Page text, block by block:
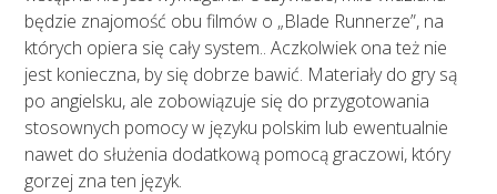
będzie znajomość obu filmów o „Blade Runnerze”, na
których opiera się cały system.. Aczkolwiek ona też nie
jest konieczna, by się dobrze bawić. Materiały do gry są
po angielsku, ale zobowiązuje się do przygotowania
stosownych pomocy w języku polskim lub ewentualnie
nawet do służenia dodatkową pomocą graczowi, który
gorzej zna ten język.